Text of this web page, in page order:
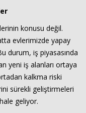
konusu değil.
evlerimizde yapay
durum, iş piyasasında
yeni iş alanları ortaya
kalkma riski
sürekli geliştirmeleri
geliyor.